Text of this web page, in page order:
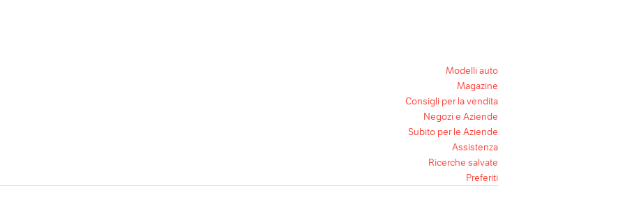
Modelli auto
Magazine
Consigli per la vendita
Negozi e Aziende
Subito per le Aziende
Assistenza
Ricerche salvate
Preferiti